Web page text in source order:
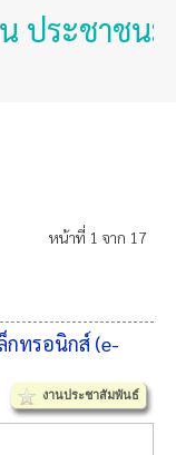
าชนมั่นคง
หน้าที่ 1 จาก 17
กทรอนิกส์ (e-
งานประชาสัมพันธ์